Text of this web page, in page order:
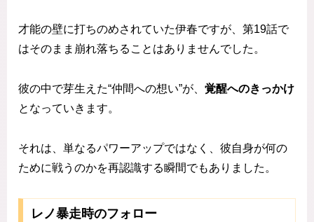
才能の壁に打ちのめされていた伊春ですが、第19話で
はそのまま崩れ落ちることはありませんでした。
彼の中で芽生えた“仲間への想い”が、 覚醒へのきっかけ
となっていきます。
それは、単なるパワーアップではなく、彼自身が何の
ために戦うのかを再認識する瞬間でもありました。
レノ暴走時のフォロー